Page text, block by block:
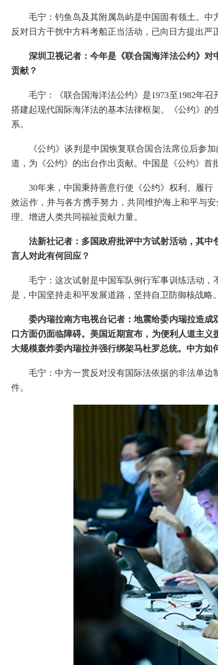
毛宁：钓鱼岛及其附属岛屿是中国固有领土。
反对日方干扰中方科考船正当活动，已向日方提出严
深圳卫视记者：今年是《联合国海洋法公约》
贡献？
毛宁：《联合国海洋法公约》是1973至1982年
搭建起现代国际海洋法的基本法律框架。《公约》
系。
《公约》谈判是中国恢复联合国合法席位后参
道，为《公约》的出台作出贡献。中国是《公约》首
30年来，中国秉持善意行使《公约》权利、履
效运作，并与各方携手努力，共同维护海上和平与
理、增进人类共同福祉贡献力量。
法新社记者：多国政府批评中方试射活动，其
言人对此有何回应？
毛宁：这次试射是中国军队例行军事训练活动
是，中国坚持走和平发展道路，坚持自卫防御核战略
委内瑞拉南方电视台记者：地震给委内瑞拉造
口方面仍面临障碍。美国近期宣布，为便利人道主
大规模轰炸委内瑞拉并强行绑架马杜罗总统。中方
毛宁：中方一贯反对没有国际法依据的非法单
件。